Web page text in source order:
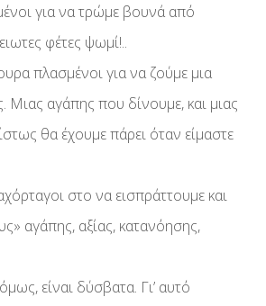
για να τρώμε βουνά από
φέτες ψωμί!..
πλασμένοι για να ζούμε μια
Μιας αγάπης που δίνουμε, και μιας
θα έχουμε πάρει όταν είμαστε
στο να εισπράττουμε και
αγάπης, αξίας, κατανόησης,
είναι δύσβατα. Γι’ αυτό